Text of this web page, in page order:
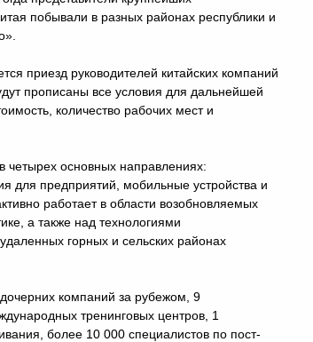
побывали в разных районах республики и
приезд руководителей китайских компаний
прописаны все условия для дальнейшей
количество рабочих мест и
четырех основных направлениях:
для предприятий, мобильные устройства и
работает в области возобновляемых
а также над технологиями
горных и сельских районах
компаний за рубежом, 9
тренинговых центров, 1
более 10 000 специалистов по пост-